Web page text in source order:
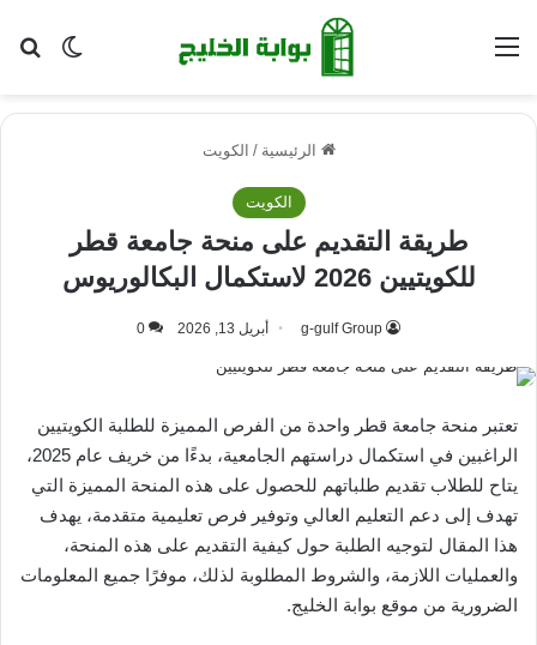
الوضع القائمة
الرئيسية / الكويت
الكويت
طريقة التقديم على منحة جامعة قطر
للكويتيين 2026 لاستكمال البكالوريوس
g-gulf Group أبريل 13, 2026 0
تعتبر منحة جامعة قطر واحدة من الفرص المميزة للطلبة الكويتيين
الراغبين في استكمال دراستهم الجامعية، بدءًا من خريف عام 2025،
يتاح للطلاب تقديم طلباتهم للحصول على هذه المنحة المميزة التي
تهدف إلى دعم التعليم العالي وتوفير فرص تعليمية متقدمة، يهدف
هذا المقال لتوجيه الطلبة حول كيفية التقديم على هذه المنحة،
والعمليات اللازمة، والشروط المطلوبة لذلك، موفرًا جميع المعلومات
الضرورية من موقع بوابة الخليج.